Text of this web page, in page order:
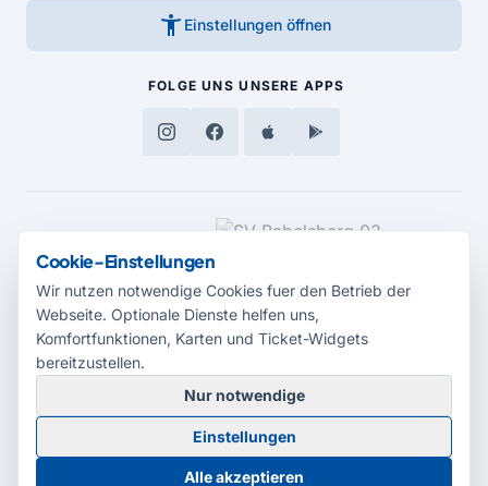
accessibility_new Einstellungen öffnen
FOLGE UNS UNSERE APPS
MEDIENPARTNER
© 2026 Radio Potsdam. Webseite entwickelt durch dieMedienagentur
Babelsberg
BarrierefreiheitserklärungAGBDatenschutzImpressum
Cookie-Einstellungen
Wir nutzen notwendige Cookies fuer den Betrieb der
Webseite. Optionale Dienste helfen uns,
Komfortfunktionen, Karten und Ticket-Widgets
bereitzustellen.
Nur notwendige
Einstellungen
Alle akzeptieren